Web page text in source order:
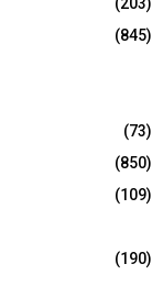
(203)
(845)
(73)
(850)
(109)
(190)